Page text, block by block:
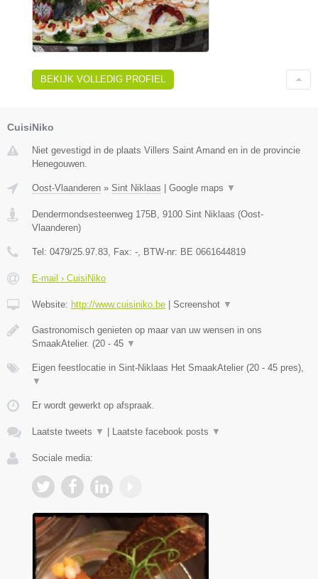
BEKIJK VOLLEDIG PROFIEL
CuisiNiko
Niet gevestigd in de plaats Villers Saint Amand en in de provincie
Henegouwen.
Oost-Vlaanderen » Sint Niklaas | Google maps ▼
Dendermondsesteenweg 175B 9100 Sint Niklaas (Oost-
Vlaanderen)
Tel: 0479/25.97.83 , Fax: - , BTW-nr: BE 0661644819
E-mail › CuisiNiko
Website: http://www.cuisiniko.be | Screenshot ▼
Gastronomisch genieten op maar van uw wensen in ons
SmaakAtelier. (20 - 45 ▼
Eigen feestlocatie in Sint-Niklaas Het SmaakAtelier (20 - 45 pres),
▼
Er wordt gewerkt op afspraak.
Laatste tweets ▼ | Laatste facebook posts ▼
Sociale media: